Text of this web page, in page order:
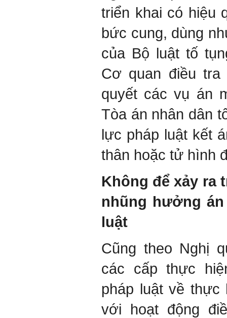
triển khai có hiệu
bức cung, dùng
của Bộ luật tố
Cơ quan điều
quyết các vụ án
Tòa án nhân dân
lực pháp luật kết
thân hoặc tử hình
Không để xảy ra
nhũng hưởng
luật
Cũng theo Nghị
các cấp thực
pháp luật về thực
với hoạt động